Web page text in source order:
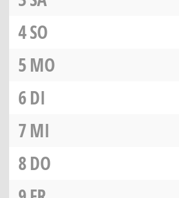
4SO
5MO
6DI
7MI
8DO